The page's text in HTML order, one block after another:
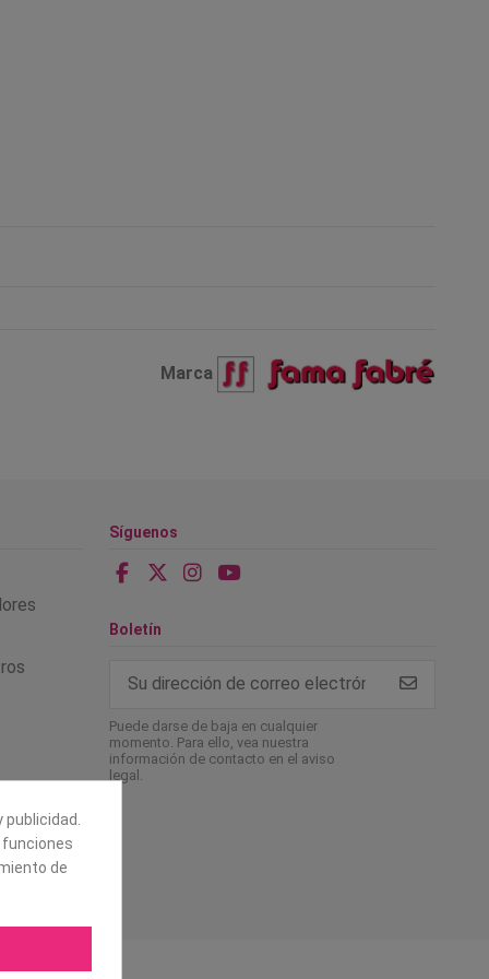
Marca
Síguenos
Boletín
Puede darse de baja en cualquier
momento. Para ello, vea nuestra
información de contacto en el aviso
legal.
publicidad.
de